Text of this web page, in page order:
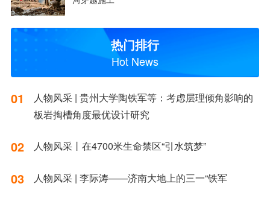
热门排行
Hot News
01
人物风采 | 贵州大学陶铁军等：考虑层理倾角影响的
板岩掏槽角度最优设计研究
02 人物风采丨在4700米生命禁区“引水筑梦”
03 人物风采 | 李际涛——济南大地上的三一“铁军